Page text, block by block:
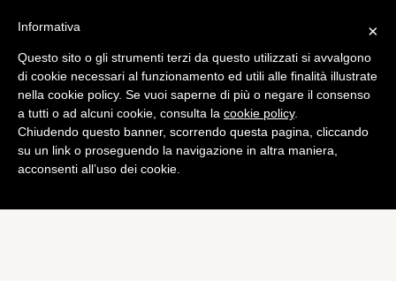
Tech
Recon Jet: ecco i rivali dei
Google Glass
di Alessandro Moretti
×
Informativa
Questo sito o gli strumenti terzi da questo utilizzati si avvalgono
di cookie necessari al funzionamento ed utili alle finalità illustrate
nella cookie policy. Se vuoi saperne di più o negare il consenso
a tutti o ad alcuni cookie, consulta la cookie policy.
Chiudendo questo banner, scorrendo questa pagina, cliccando
su un link o proseguendo la navigazione in altra maniera,
acconsenti all’uso dei cookie.